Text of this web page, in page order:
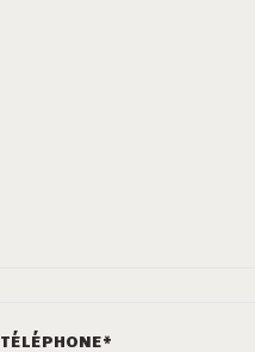
TÉLÉPHONE*